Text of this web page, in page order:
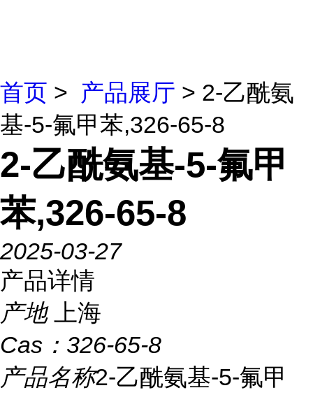
首页 > 产品展厅 > 2-乙酰氨
基-5-氟甲苯,326-65-8
2-乙酰氨基-5-氟甲
苯,326-65-8
2025-03-27
产品详情
产地
上海
Cas： 326-65-8
产品名称2-乙酰氨基-5-氟甲